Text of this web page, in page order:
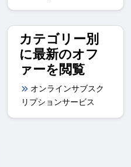
カテゴリー別
に最新のオフ
ァーを閲覧
オンラインサブスク
リプションサービス